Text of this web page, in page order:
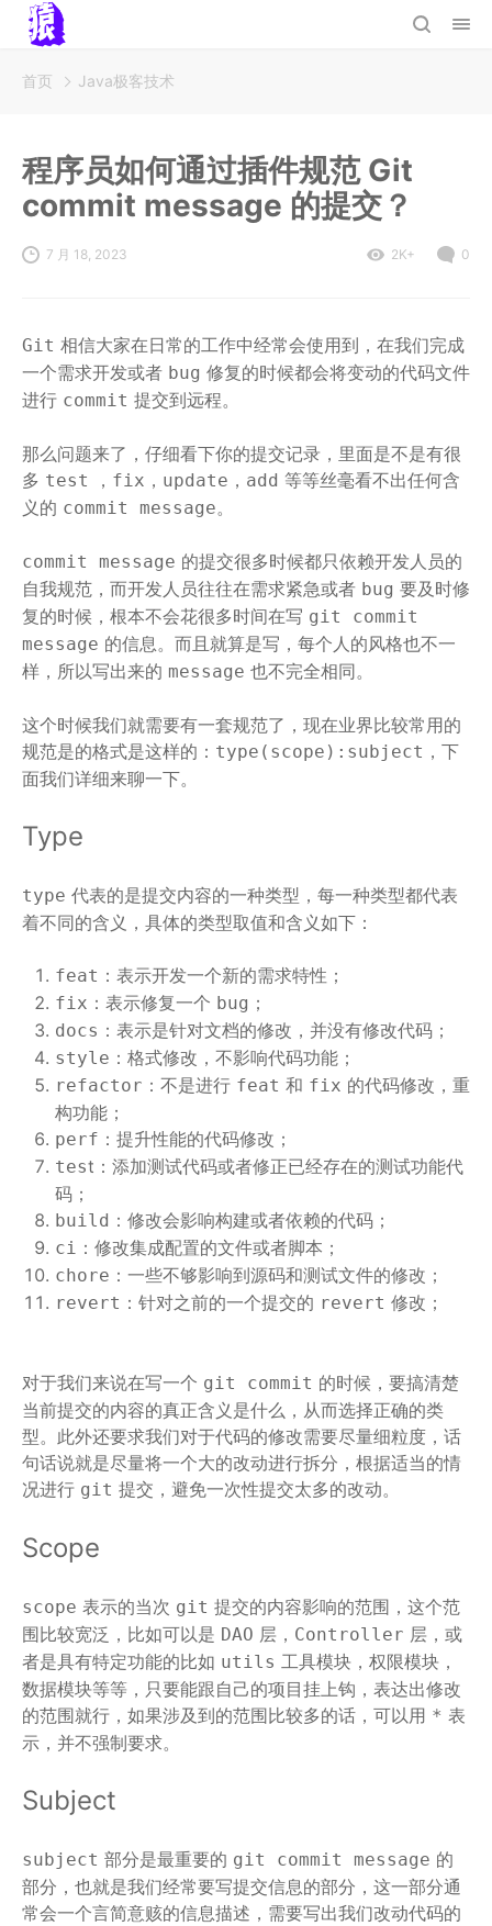
首页 Java极客技术
程序员如何通过插件规范 Git
commit message 的提交？
7 月 18, 2023 2K+ 0
Git 相信大家在日常的工作中经常会使用到，在我们完成
一个需求开发或者 bug 修复的时候都会将变动的代码文件
进行 commit 提交到远程。
那么问题来了，仔细看下你的提交记录，里面是不是有很
多 test ， fix ， update ， add 等等丝毫看不出任何含
义的 commit message。
commit message 的提交很多时候都只依赖开发人员的
自我规范，而开发人员往往在需求紧急或者 bug 要及时修
复的时候，根本不会花很多时间在写 git commit
message 的信息。而且就算是写，每个人的风格也不一
样，所以写出来的 message 也不完全相同。
这个时候我们就需要有一套规范了，现在业界比较常用的
规范是的格式是这样的： type(scope):subject ，下
面我们详细来聊一下。
Type
type 代表的是提交内容的一种类型，每一种类型都代表
着不同的含义，具体的类型取值和含义如下：
feat ：表示开发一个新的需求特性；
fix ：表示修复一个 bug ；
docs ：表示是针对文档的修改，并没有修改代码；
style ：格式修改，不影响代码功能；
refactor ：不是进行 feat 和 fix 的代码修改，重
构功能；
perf ：提升性能的代码修改；
test：添加测试代码或者修正已经存在的测试功能代
码；
build ：修改会影响构建或者依赖的代码；
ci ：修改集成配置的文件或者脚本；
chore ：一些不够影响到源码和测试文件的修改；
revert ：针对之前的一个提交的 revert 修改；
对于我们来说在写一个 git commit 的时候，要搞清楚
当前提交的内容的真正含义是什么，从而选择正确的类
型。此外还要求我们对于代码的修改需要尽量细粒度，话
句话说就是尽量将一个大的改动进行拆分，根据适当的情
况进行 git 提交，避免一次性提交太多的改动。
Scope
scope 表示的当次 git 提交的内容影响的范围，这个范
围比较宽泛，比如可以是 DAO 层， Controller 层，或
者是具有特定功能的比如 utils 工具模块，权限模块，
数据模块等等，只要能跟自己的项目挂上钩，表达出修改
的范围就行，如果涉及到的范围比较多的话，可以用 * 表
示，并不强制要求。
Subject
subject 部分是最重要的 git commit message 的
部分，也就是我们经常要写提交信息的部分，这一部分通
常会一个言简意赅的信息描述，需要写出我们改动代码的